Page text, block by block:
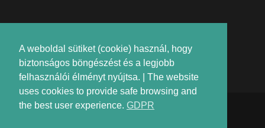
All Rights Reserved © Cosy Cafe | Made with 💚 by
A weboldal sütiket (cookie) használ, hogy
biztonságos böngészést és a legjobb
felhasználói élményt nyújtsa. | The website
uses cookies to provide safe browsing and
the best user experience. GDPR